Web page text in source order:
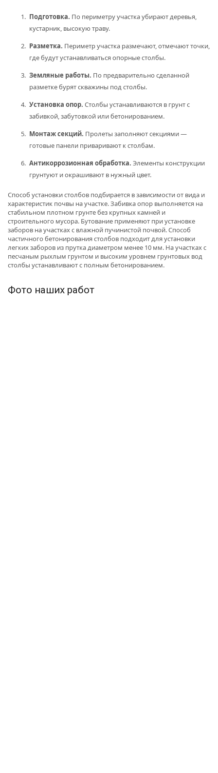
Подготовка. По периметру участка убирают деревья,
кустарник, высокую траву.
Разметка. Периметр участка размечают, отмечают точки,
где будут устанавливаться опорные столбы.
Земляные работы. По предварительно сделанной
разметке бурят скважины под столбы.
Установка опор. Столбы устанавливаются в грунт с
забивкой, забутовкой или бетонированием.
Монтаж секций. Пролеты заполняют секциями —
готовые панели приваривают к столбам.
Антикоррозионная обработка. Элементы конструкции
грунтуют и окрашивают в нужный цвет.
Способ установки столбов подбирается в зависимости от вида и
характеристик почвы на участке. Забивка опор выполняется на
стабильном плотном грунте без крупных камней и
строительного мусора. Бутование применяют при установке
заборов на участках с влажной пучинистой почвой. Способ
частичного бетонирования столбов подходит для установки
легких заборов из прутка диаметром менее 10 мм. На участках с
песчаным рыхлым грунтом и высоким уровнем грунтовых вод
столбы устанавливают с полным бетонированием.
Фото наших работ